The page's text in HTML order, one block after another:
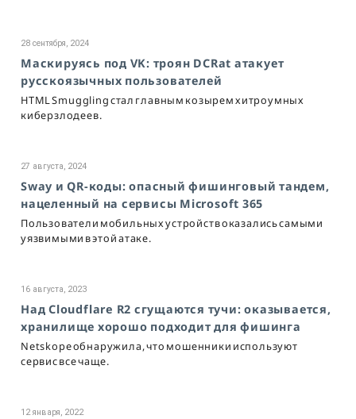
28 сентября, 2024
Маскируясь под VK: троян DCRat атакует
русскоязычных пользователей
HTML Smuggling стал главным козырем хитроумных
киберзлодеев.
27 августа, 2024
Sway и QR-коды: опасный фишинговый тандем,
нацеленный на сервисы Microsoft 365
Пользователи мобильных устройств оказались самыми
уязвимыми в этой атаке.
16 августа, 2023
Над Cloudflare R2 сгущаются тучи: оказывается,
хранилище хорошо подходит для фишинга
Netskope обнаружила, что мошенники используют
сервис все чаще.
12 января, 2022